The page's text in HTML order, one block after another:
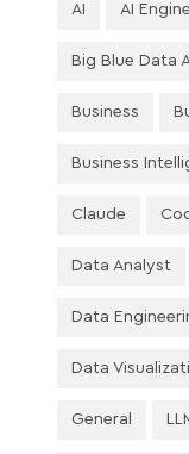
AI AI
Big Blue Data
Business
Business
Claude
Data Analyst
Data
Data
General